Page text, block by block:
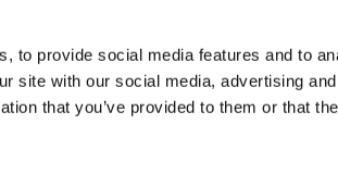
to provide social media features and to
site with our social media, advertising
that you’ve provided to them or that